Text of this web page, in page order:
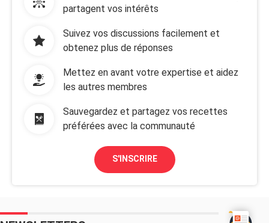
partagent vos intérêts
Suivez vos discussions facilement et
obtenez plus de réponses
Mettez en avant votre expertise et aidez
les autres membres
Sauvegardez et partagez vos recettes
préférées avec la communauté
S'INSCRIRE